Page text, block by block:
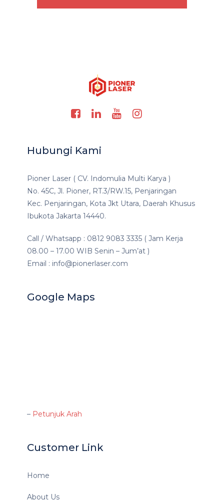
Hubungi Kami
Pioner Laser ( CV. Indomulia Multi Karya )
No. 45C, Jl. Pioner, RT.3/RW.15, Penjaringan
Kec. Penjaringan, Kota Jkt Utara, Daerah Khusus
Ibukota Jakarta 14440.
Call / Whatsapp : 0812 9083 3335 ( Jam Kerja
08.00 – 17.00 WIB Senin – Jum’at )
Email : info@pionerlaser.com
Google Maps
– Petunjuk Arah
Customer Link
Home
About Us